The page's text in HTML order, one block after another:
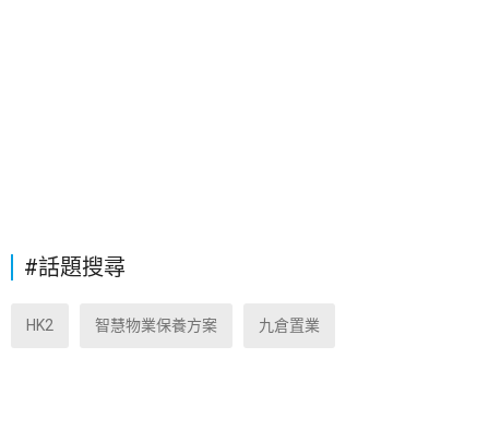
#話題搜尋
HK2 智慧物業保養方案 九倉置業